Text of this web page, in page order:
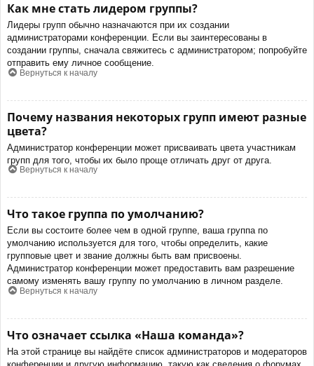
Как мне стать лидером группы?
Лидеры групп обычно назначаются при их создании
администраторами конференции. Если вы заинтересованы в
создании группы, сначала свяжитесь с администратором; попробуйте
отправить ему личное сообщение.
Вернуться к началу
Почему названия некоторых групп имеют разные
цвета?
Администратор конференции может присваивать цвета участникам
групп для того, чтобы их было проще отличать друг от друга.
Вернуться к началу
Что такое группа по умолчанию?
Если вы состоите более чем в одной группе, ваша группа по
умолчанию используется для того, чтобы определить, какие
групповые цвет и звание должны быть вам присвоены.
Администратор конференции может предоставить вам разрешение
самому изменять вашу группу по умолчанию в личном разделе.
Вернуться к началу
Что означает ссылка «Наша команда»?
На этой странице вы найдёте список администраторов и модераторов